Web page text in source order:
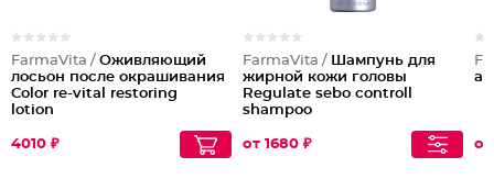
FarmaVita / Оживляющий
лосьон после окрашивания
Color re-vital restoring
lotion
4010 ₽
FarmaVita / Шампунь для
жирной кожи головы
Regulate sebo controll
shampoo
от 1680 ₽